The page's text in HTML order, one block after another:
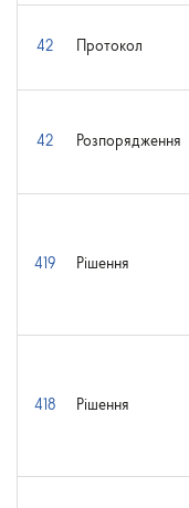
42 Протокол
42 Розпорядження
419 Рішення
418 Рішення